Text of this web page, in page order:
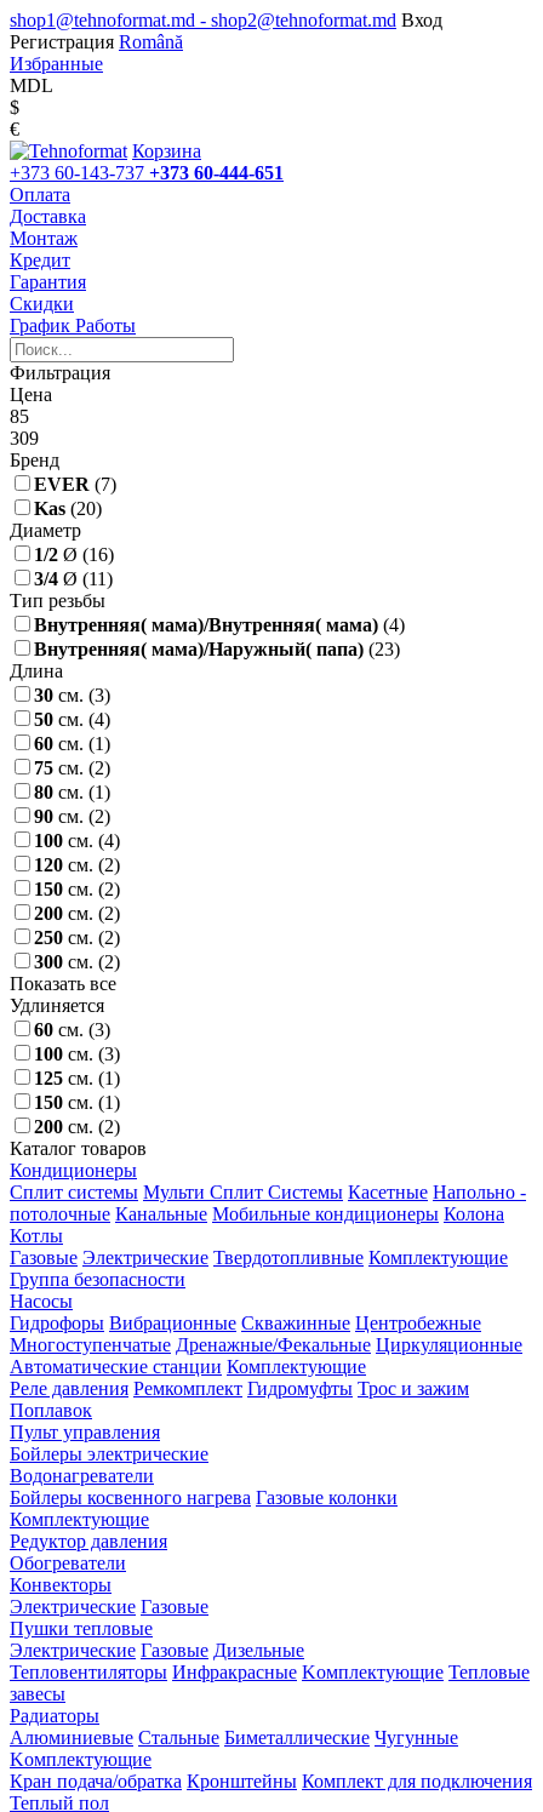
shop1@tehnoformat.md - shop2@tehnoformat.md Вход
Регистрация Română
Избранные
MDL
$
€
Корзина
+373 60-143-737 +373 60-444-651
Оплата
Доставка
Монтаж
Кредит
Гарантия
Скидки
График Работы
Фильтрация
Цена
85
309
Бренд
EVER (7)
Kas (20)
Диаметр
1/2 Ø (16)
3/4 Ø (11)
Тип резьбы
Внутренняя( мама)/Внутренняя( мама) (4)
Внутренняя( мама)/Наружный( папа) (23)
Длина
30 см. (3)
50 см. (4)
60 см. (1)
75 см. (2)
80 см. (1)
90 см. (2)
100 см. (4)
120 см. (2)
150 см. (2)
200 см. (2)
250 см. (2)
300 см. (2)
Показать все
Удлиняется
60 см. (3)
100 см. (3)
125 см. (1)
150 см. (1)
200 см. (2)
Каталог товаров
Кондиционеры
Сплит системы Мульти Сплит Системы Касетные Напольно -
потолочные Канальные Мобильные кондиционеры Колона
Котлы
Газовые Электрические Твердотопливные Комплектующие
Группа безопасности
Насосы
Гидрофоры Вибрационные Скважинные Центробежные
Многоступенчатые Дренажные/Фекальные Циркуляционные
Автоматические станции Комплектующие
Реле давления Ремкомплект Гидромуфты Трос и зажим
Поплавок
Пульт управления
Бойлеры электрические
Водонагреватели
Бойлеры косвенного нагрева Газовые колонки
Комплектующие
Редуктор давления
Обогреватели
Конвекторы
Электрические Газовые
Пушки тепловые
Электрические Газовые Дизельные
Тепловентиляторы Инфракрасные Kомплектующие Тепловые
завесы
Радиаторы
Алюминиевые Стальные Биметаллические Чугунные
Kомплектующие
Кран подача/обратка Кронштейны Комплект для подключения
Теплый пол